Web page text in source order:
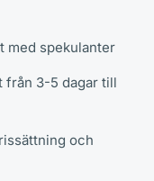
med spekulanter
från 3-5 dagar till
och